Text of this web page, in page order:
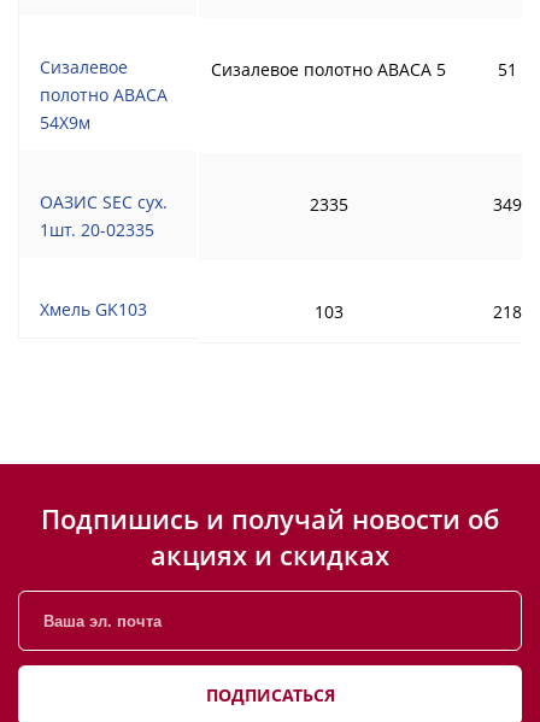
Сизалевое
полотно ABACA
54Х9м
ОАЗИС SEC сух.
1шт. 20-02335
Хмель GK103
Сизалевое полотно ABACA 5 51
2335 349
103 218
Подпишись и получай новости об
акциях и скидках
ПОДПИСАТЬСЯ